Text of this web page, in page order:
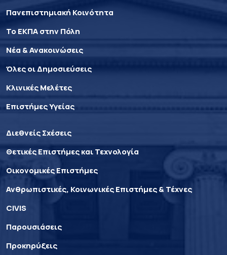
Πανεπιστημιακή Κοινότητα
Το ΕΚΠΑ στην Πόλη
Νέα & Ανακοινώσεις
Όλες οι Δημοσιεύσεις
Κλινικές Μελέτες
Επιστήμες Υγείας
Διεθνείς Σχέσεις
Θετικές Επιστήμες και Τεχνολογία
Οικονομικές Επιστήμες
Ανθρωπιστικές, Κοινωνικές Επιστήμες & Τέχνες
CIVIS
Παρουσιάσεις
Προκηρύξεις